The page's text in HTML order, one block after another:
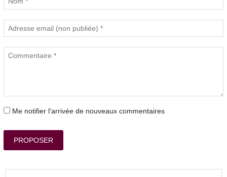
Me notifier l'arrivée de nouveaux commentaires
PROPOSER